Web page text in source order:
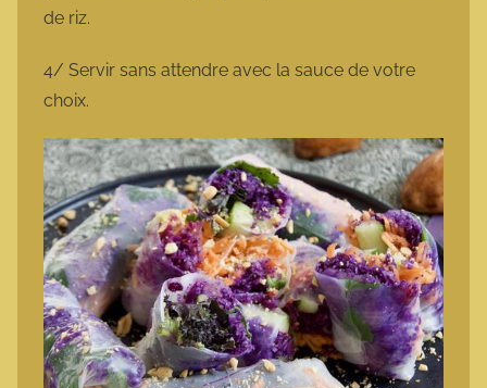
de riz.
4/ Servir sans attendre avec la sauce de votre
choix.